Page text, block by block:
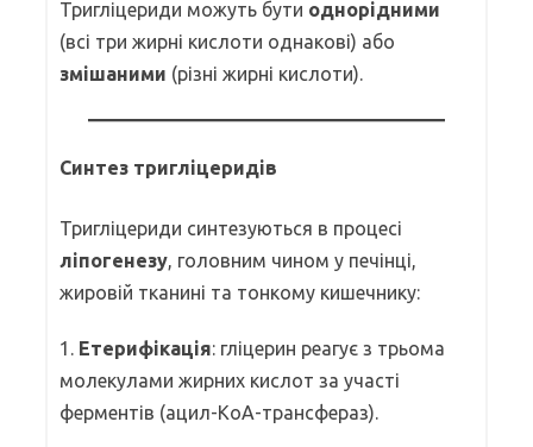
Тригліцериди можуть бути однорідними
(всі три жирні кислоти однакові) або
змішаними (різні жирні кислоти).
Синтез тригліцеридів
Тригліцериди синтезуються в процесі
ліпогенезу, головним чином у печінці,
жировій тканині та тонкому кишечнику:
1. Етерифікація: гліцерин реагує з трьома
молекулами жирних кислот за участі
ферментів (ацил-КоА-трансфераз).